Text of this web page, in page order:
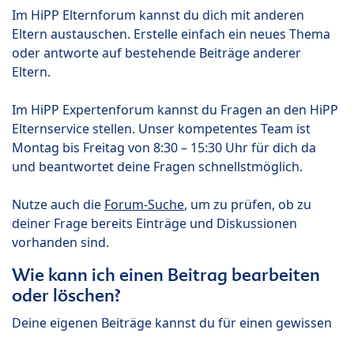
Im HiPP Elternforum kannst du dich mit anderen
Eltern austauschen. Erstelle einfach ein neues Thema
oder antworte auf bestehende Beiträge anderer
Eltern.
Im HiPP Expertenforum kannst du Fragen an den HiPP
Elternservice stellen. Unser kompetentes Team ist
Montag bis Freitag von 8:30 – 15:30 Uhr für dich da
und beantwortet deine Fragen schnellstmöglich.
Nutze auch die Forum-Suche, um zu prüfen, ob zu
deiner Frage bereits Einträge und Diskussionen
vorhanden sind.
Wie kann ich einen Beitrag bearbeiten
oder löschen?
Deine eigenen Beiträge kannst du für einen gewissen